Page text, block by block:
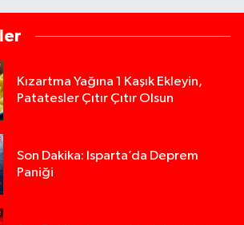
Kızartma Yağına 1 Kaşık Ekleyin,
Patatesler Çıtır Çıtır Olsun
Son Dakika: Isparta’da Deprem
Paniği